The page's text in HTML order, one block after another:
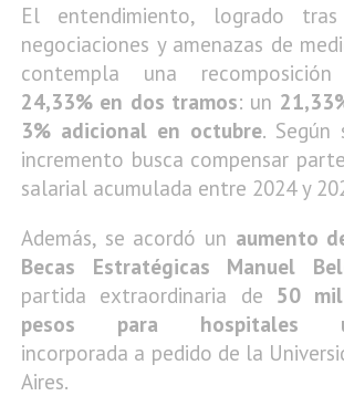
El entendimiento, logrado
negociaciones y amenazas de
contempla una
24,33% en dos tramos: un
3% adicional en octubre.
incremento busca compensar
salarial acumulada entre 2024 y
Además, se acordó un aumento
Becas Estratégicas Manuel
partida extraordinaria de 50
pesos para hospitales
incorporada a pedido de la
Aires.